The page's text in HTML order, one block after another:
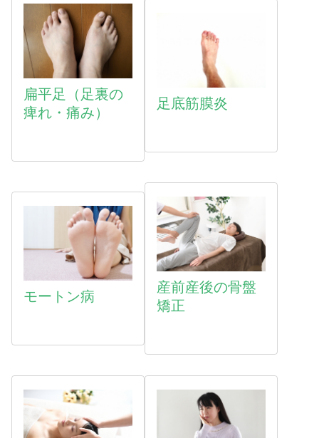
扁平足（足裏の
痺れ・痛み）
足底筋膜炎
モートン病
産前産後の骨盤
矯正